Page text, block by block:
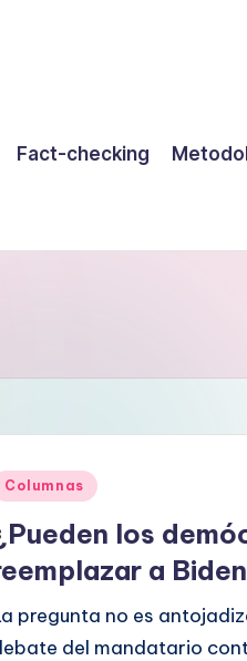
Fact-checking
Columnas
los
a
pregunta no es
del mandatario